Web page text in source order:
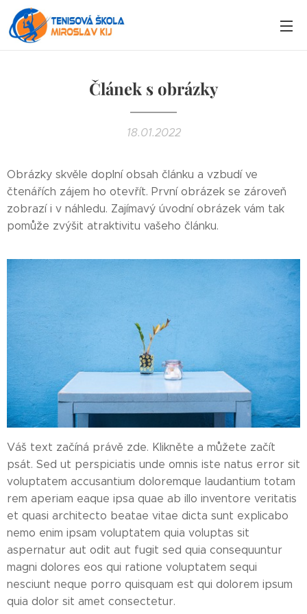
Článek s obrázky
18.01.2022
Obrázky skvěle doplní obsah článku a vzbudí ve
čtenářích zájem ho otevřít. První obrázek se zároveň
zobrazí i v náhledu. Zajímavý úvodní obrázek vám tak
pomůže zvýšit atraktivitu vašeho článku.
Váš text začíná právě zde. Klikněte a můžete začít
psát. Sed ut perspiciatis unde omnis iste natus error sit
voluptatem accusantium doloremque laudantium totam
rem aperiam eaque ipsa quae ab illo inventore veritatis
et quasi architecto beatae vitae dicta sunt explicabo
nemo enim ipsam voluptatem quia voluptas sit
aspernatur aut odit aut fugit sed quia consequuntur
magni dolores eos qui ratione voluptatem sequi
nesciunt neque porro quisquam est qui dolorem ipsum
quia dolor sit amet consectetur.